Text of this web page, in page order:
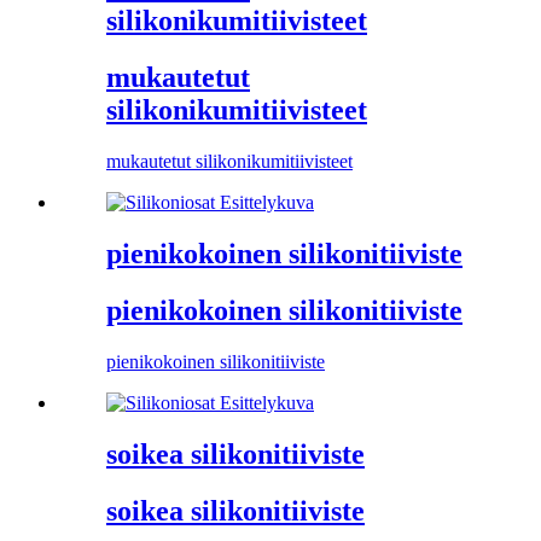
silikonikumitiivisteet
mukautetut
silikonikumitiivisteet
mukautetut silikonikumitiivisteet
pienikokoinen silikonitiiviste
pienikokoinen silikonitiiviste
pienikokoinen silikonitiiviste
soikea silikonitiiviste
soikea silikonitiiviste